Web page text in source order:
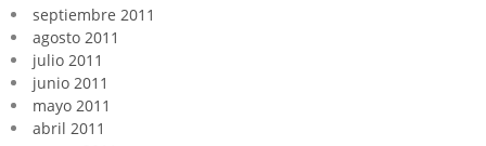
septiembre 2011
agosto 2011
julio 2011
junio 2011
mayo 2011
abril 2011